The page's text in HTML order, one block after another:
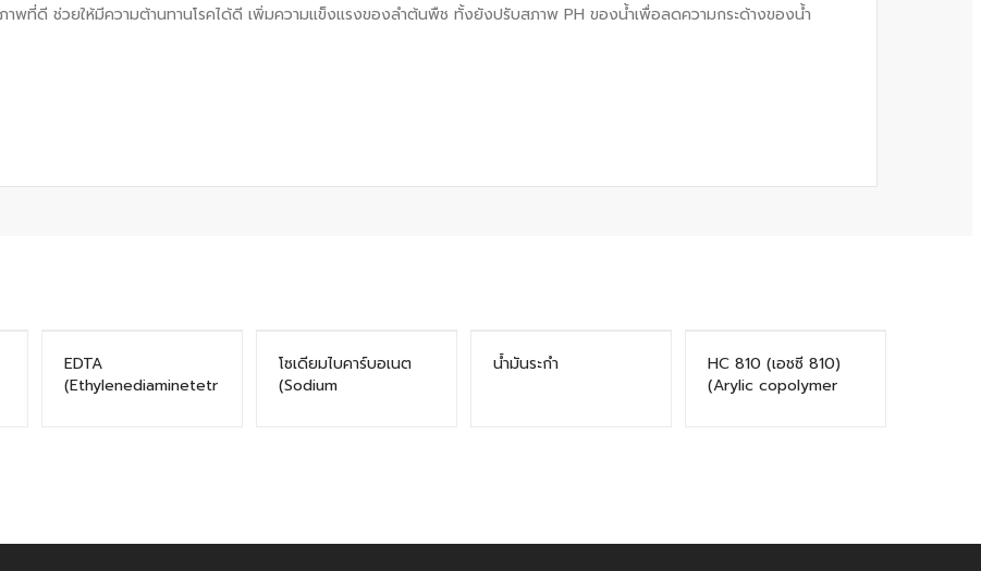
พที่ดี ช่วยให้มีความต้านทานโรคได้ดี เพิ่มความแข็งแรงของลำต้นพืช ทั้งยังปรับสภาพ PH ของน้ำเพื่อลดความกระด้างของน้ำ
EDTA
(Ethylenediaminetetr
โซเดียมไบคาร์บอเนต
(Sodium
น้ำมันระกำ
HC 810 (เอชซี 810)
(Arylic copolymer